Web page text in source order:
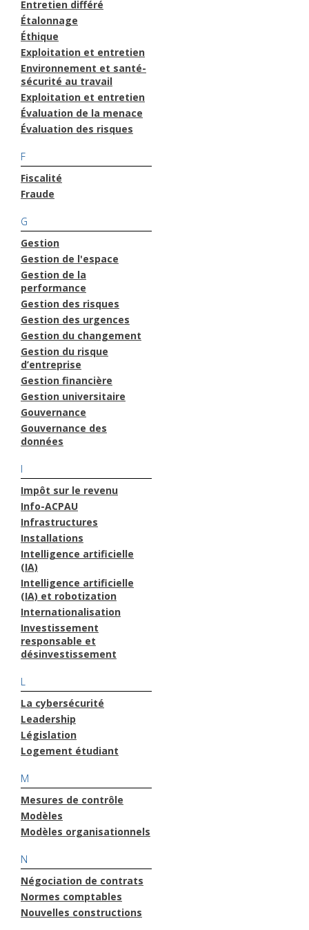
Entretien différé
Étalonnage
Éthique
Exploitation et entretien
Environnement et santé-
sécurité au travail
Exploitation et entretien
Évaluation de la menace
Évaluation des risques
F
Fiscalité
Fraude
G
Gestion
Gestion de l'espace
Gestion de la
performance
Gestion des risques
Gestion des urgences
Gestion du changement
Gestion du risque
d’entreprise
Gestion financière
Gestion universitaire
Gouvernance
Gouvernance des
données
I
Impôt sur le revenu
Info-ACPAU
Infrastructures
Installations
Intelligence artificielle
(IA)
Intelligence artificielle
(IA) et robotization
Internationalisation
Investissement
responsable et
désinvestissement
L
La cybersécurité
Leadership
Législation
Logement étudiant
M
Mesures de contrôle
Modèles
Modèles organisationnels
N
Négociation de contrats
Normes comptables
Nouvelles constructions